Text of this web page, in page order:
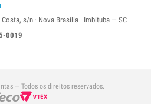
s/n · Nova Brasília · Imbituba — SC
0019
— Todos os direitos reservados.